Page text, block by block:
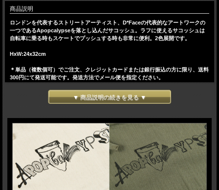
商品説明
ロンドンを代表するストリートアーティスト、D*Faceの代表的なアートワークの
一つであるApopcalypseを落とし込んだサコッシュ。ラフに使えるサコッシュは
自転車に乗る時もスケートでプッシュする時も非常に便利。2色展開です。
HxW:24x32cm
＊単品（複数個可）でご注文、クレジットカードまたは銀行振込の方に限り、送料
300円にて発送可能です。発送方法でメール便を指定ください。
▼ 商品説明の続きを見る ▼